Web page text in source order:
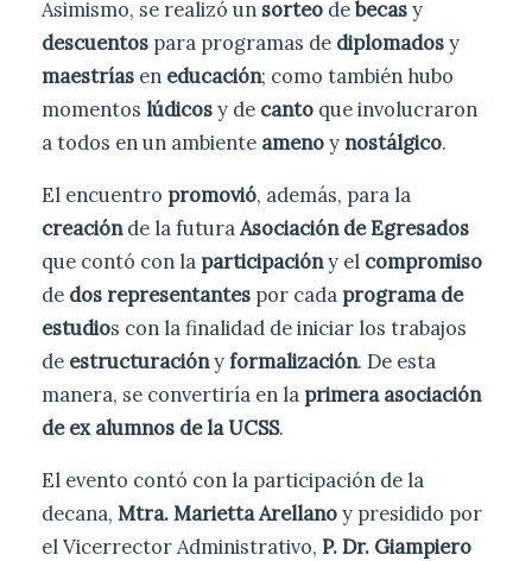
Asimismo, se realizó un sorteo debecasy
descuentos para programas de diplomadosy
maestrías en educación; como también hubo
momentos lúdicosy de canto que involucraron
a todos en un ambiente amenoy nostálgico.
El encuentro promovió, además, para la
creaciónde la futuraAsociación de Egresados
que contó con la participacióny el compromiso
de dos representantes por cada programa de
estudios con la finalidad de iniciar los trabajos
de estructuraciónyformalización. De esta
manera, se convertiría en la primera asociación
de ex alumnos de la UCSS.
El evento contó con la participación de la
decana, Mtra. Marietta Arellanoy presidido por
el Vicerrector Administrativo, P. Dr. Giampiero